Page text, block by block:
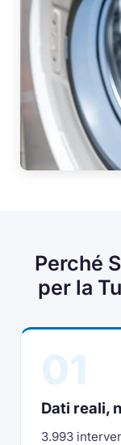
Perché
per la
Dati reali,
3.993